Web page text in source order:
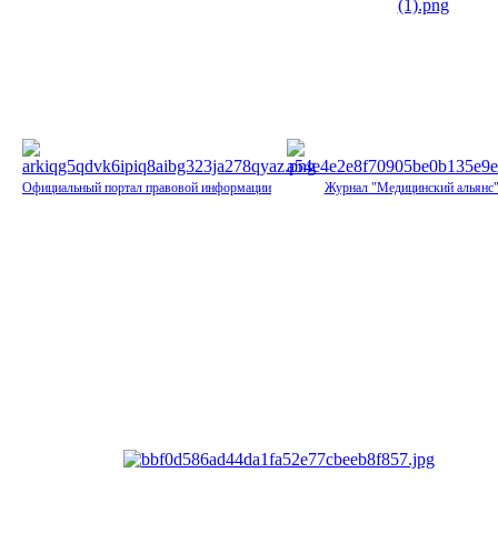
Официальный портал правовой информации Журнал "Медицинский альянс"